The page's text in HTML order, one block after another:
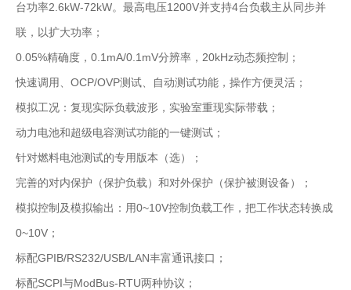
台功率2.6kW-72kW。最高电压1200V并支持4台负载主从同步并
联，以扩大功率；
0.05%精确度，0.1mA/0.1mV分辨率，20kHz动态频控制；
快速调用、OCP/OVP测试、自动测试功能，操作方便灵活；
模拟工况：复现实际负载波形，实验室重现实际带载；
动力电池和超级电容测试功能的一键测试；
针对燃料电池测试的专用版本（选）；
完善的对内保护（保护负载）和对外保护（保护被测设备）；
模拟控制及模拟输出：用0~10V控制负载工作，把工作状态转换成
0~10V；
标配GPIB/RS232/USB/LAN丰富通讯接口；
标配SCPI与ModBus-RTU两种协议；